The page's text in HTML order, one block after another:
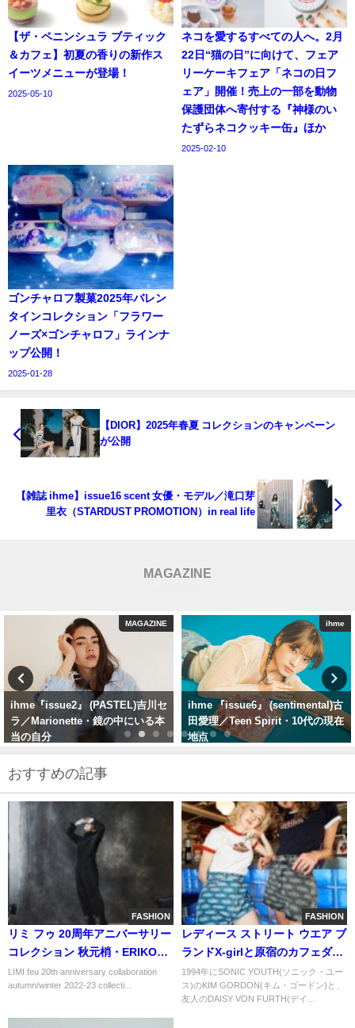
【ザ・ペニンシュラ ブティック
＆カフェ】初夏の香りの新作ス
イーツメニューが登場！
2025-05-10
ネコを愛するすべての人へ。2月
22日“猫の日”に向けて、フェア
リーケーキフェア「ネコの日フ
ェア」開催！売上の一部を動物
保護団体へ寄付する『神様のい
たずらネコクッキー缶』ほか
2025-02-10
ゴンチャロフ製菓2025年バレン
タインコレクション「フラワー
ノーズ×ゴンチャロフ」ラインナ
ップ公開！
2025-01-28
【DIOR】2025年春夏 コレクションのキャンペーン
が公開
【雑誌 ihme】issue16 scent 女優・モデル／滝口芽
里衣（STARDUST PROMOTION）in real life
MAGAZINE
ihme
ihme 『issue6』 (sentimental)古
田愛理／Teen Spirit・10代の現在
地点
ihme
ihme issue1｜scene1「ピンクの
世界と神谷愛梨」— So What?
（PINK）
おすすめの記事
FASHION
リミ フゥ 20周年アニバーサリー
コレクション 秋元梢・ERIKO
NAKAOとのコラボレーション第
2弾を11月18日（金）より発売
LIMI feu 20th anniversary collaboration
autumn/winter 2022-23 collecti...
FASHION
レディース ストリート ウエア ブ
ランドX-girlと原宿のカフェダイ
ナーCAROLINE DINERがコラボ
アイテムを発表
1994年にSONIC YOUTH(ソニック・ユー
ス)のKIM GORDON(キム・ゴードン)と、
友人のDAISY VON FURTH(デイ...